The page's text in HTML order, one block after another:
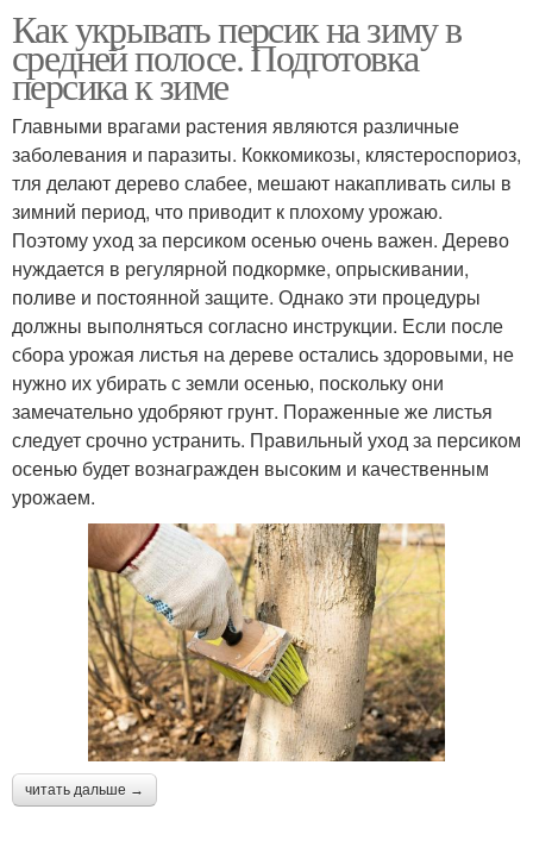
Как укрывать персик на зиму в
средней полосе. Подготовка
персика к зиме
Главными врагами растения являются различные
заболевания и паразиты. Коккомикозы, клястероспориоз,
тля делают дерево слабее, мешают накапливать силы в
зимний период, что приводит к плохому урожаю.
Поэтому уход за персиком осенью очень важен. Дерево
нуждается в регулярной подкормке, опрыскивании,
поливе и постоянной защите. Однако эти процедуры
должны выполняться согласно инструкции. Если после
сбора урожая листья на дереве остались здоровыми, не
нужно их убирать с земли осенью, поскольку они
замечательно удобряют грунт. Пораженные же листья
следует срочно устранить. Правильный уход за персиком
осенью будет вознагражден высоким и качественным
урожаем.
читать дальше →